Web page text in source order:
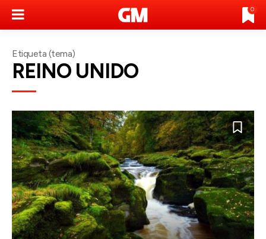
0
Etiqueta (tema)
REINO UNIDO